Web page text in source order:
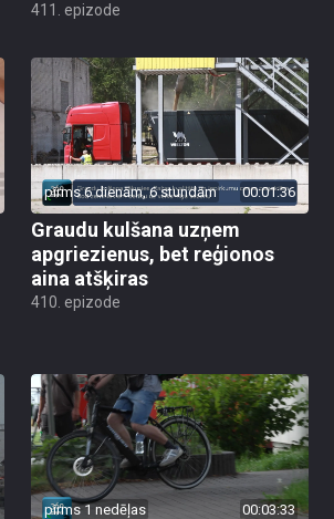
411. epizode
pirms 6 dienām, 6 stundām 00:01:36
Graudu kulšana uzņem
apgriezienus, bet reģionos
aina atšķiras
410. epizode
pirms 1 nedēļas 00:03:33